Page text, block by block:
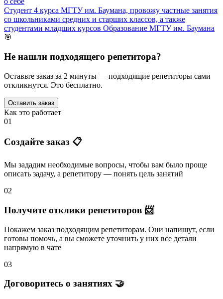
Студент 4 курса МГТУ им. Баумана, провожу частные занятия
со школьниками средних и старших классов, а также
студентами младших курсов Образование МГТУ им. Баумана
🎯
Не нашли подходящего репетитора?
Оставьте заказ за 2 минуты — подходящие репетиторы сами
откликнутся. Это бесплатно.
Оставить заказ
Как это работает
01
Создайте заказ 📋
Мы зададим необходимые вопросы, чтобы вам было проще
описать задачу, а репетитору — понять цель занятий
02
Получите отклики репетиторов 📨
Покажем заказ подходящим репетиторам. Они напишут, если
готовы помочь, а вы сможете уточнить у них все детали
напрямую в чате
03
Договоритесь о занятиях 🤝